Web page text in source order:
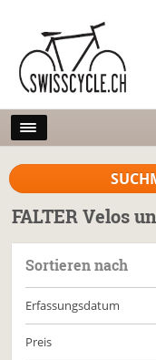
FALTER Velos
Sortieren nach
Erfassungsdatum
Preis